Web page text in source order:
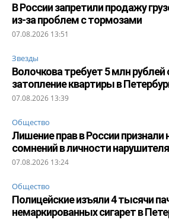
В России запретили продажу
из-за проблем с тормозами
07.08.2026 13:51
Звезды
Волочкова требует 5 млн рублей
затопление квартиры в
07.08.2026 13:39
Общество
Лишение прав в России признали
сомнений в личности нарушителя
07.08.2026 13:24
Общество
Полицейские изъяли 4 тысячи
немаркированных сигарет в